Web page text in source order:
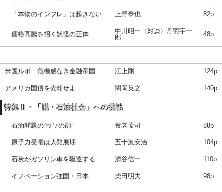
「本物のインフレ」は起きない 上野泰也 82p
価格高騰を招く妖怪の正体
中川昭一〈対談〉丹羽宇一
郎
48p
米国ルポ 危機感なき金融帝国 江上剛 124p
アメリカ国債を売却せよ 関岡英之 140p
特集Ⅱ・「脱・石油社会」への挑戦
石油問題の“ウソの顔” 養老孟司 88p
原子力発電は大発展期 五十嵐安治 104p
石炭がガソリン車を駆逐する 清谷信一 110p
イノベーション強国・日本 柴田明夫 98p